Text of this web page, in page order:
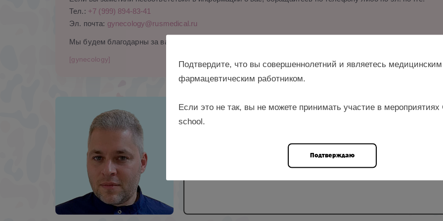
Тел.: +7 (999) 894-83-41
Эл. почта: gynecology@rusmedical.ru
Мы будем благодарны за ваши комментарии.
[gynecology]
соискатель кафедры акушерства и гинекологии ПИУВ – филиала
врач – акушер-гинеколог ГБУЗ «Пензенский городской родильный
Подтвердите, что вы совершеннолетний и являетесь
фармацевтическим работником.
Если это не так, вы не можете принимать участие в мероприятиях
school.
Подтверждаю